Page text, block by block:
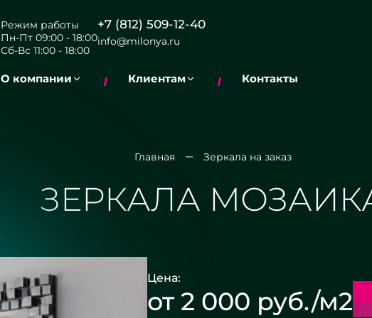
Режим работы
Пн-Пт 09:00 - 18:00
Сб-Вс 11:00 - 18:00
+7 (812) 509-12-40
info@milonya.ru
О компании Клиентам Контакты
Главная Зеркала на заказ
ЗЕРКАЛА
Цена:
от 2 000 руб./м2